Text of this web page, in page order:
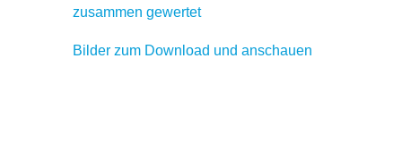
zusammen gewertet
Bilder zum Download und anschauen